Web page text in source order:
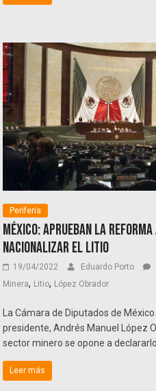
Periferia
México: aprueban la
nacionalizar el litio
19/04/2022 Eduardo Porto
Minera, Litio, López Obrador
La Cámara de Diputados de
presidente, Andrés Manuel López
sector minero se opone a
Leer más